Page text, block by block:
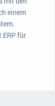
einem
ERP für